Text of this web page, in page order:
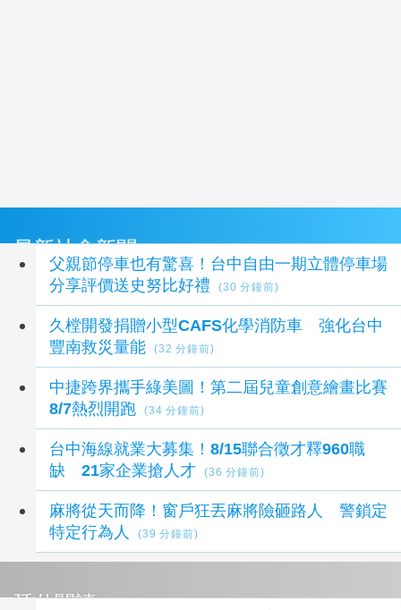
最新社會新聞
父親節停車也有驚喜！台中自由一期立體停車場
分享評價送史努比好禮
(30 分鐘前)
久樘開發捐贈小型CAFS化學消防車 強化台中
豐南救災量能
(32 分鐘前)
中捷跨界攜手綠美圖！第二屆兒童創意繪畫比賽
8/7熱烈開跑
(34 分鐘前)
台中海線就業大募集！8/15聯合徵才釋960職
缺 21家企業搶人才
(36 分鐘前)
麻將從天而降！窗戶狂丟麻將險砸路人 警鎖定
特定行為人
(39 分鐘前)
延伸閱讀